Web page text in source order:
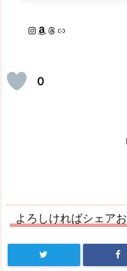
InstagramAmazon Threads リンク
0
よろしければシェア